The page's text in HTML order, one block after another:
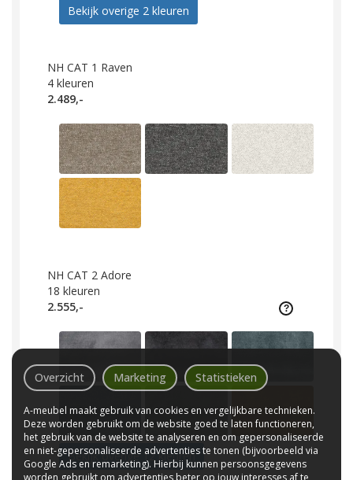
Bekijk overige 2 kleuren
NH CAT 1 Raven
4 kleuren
2.489,-
NH CAT 2 Adore
18 kleuren
2.555,-
Bekijk overige 12 kleuren
Overzicht Marketing Statistieken
A-meubel maakt gebruik van cookies en vergelijkbare technieken.
Deze worden gebruikt om de website goed te laten functioneren,
het gebruik van de website te analyseren en om gepersonaliseerde
en niet-gepersonaliseerde advertenties te tonen (bijvoorbeeld via
Google Ads en remarketing). Hierbij kunnen persoonsgegevens
worden gebruikt om advertenties beter op jouw interesses af te